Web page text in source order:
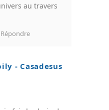
au travers
Répondre
- Casadesus